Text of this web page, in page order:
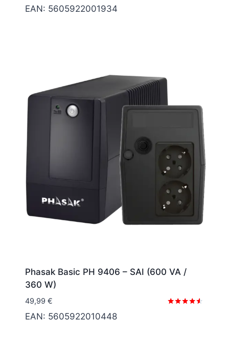
EAN: 5605922001934
Phasak Basic PH 9406 – SAI (600 VA /
360 W)
49,99 €
EAN: 5605922010448